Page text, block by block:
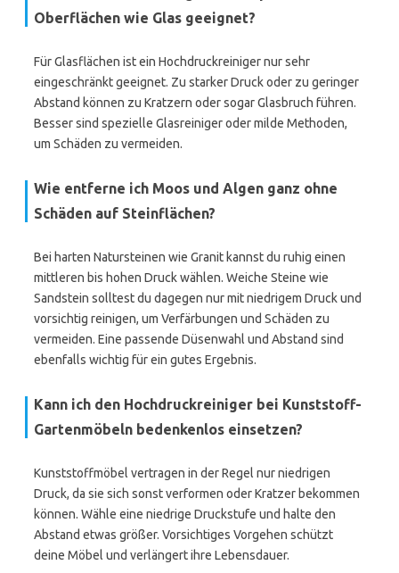
Oberflächen wie Glas geeignet?
Für Glasflächen ist ein Hochdruckreiniger nur sehr
eingeschränkt geeignet. Zu starker Druck oder zu geringer
Abstand können zu Kratzern oder sogar Glasbruch führen.
Besser sind spezielle Glasreiniger oder milde Methoden,
um Schäden zu vermeiden.
Wie entferne ich Moos und Algen ganz ohne
Schäden auf Steinflächen?
Bei harten Natursteinen wie Granit kannst du ruhig einen
mittleren bis hohen Druck wählen. Weiche Steine wie
Sandstein solltest du dagegen nur mit niedrigem Druck und
vorsichtig reinigen, um Verfärbungen und Schäden zu
vermeiden. Eine passende Düsenwahl und Abstand sind
ebenfalls wichtig für ein gutes Ergebnis.
Kann ich den Hochdruckreiniger bei Kunststoff-
Gartenmöbeln bedenkenlos einsetzen?
Kunststoffmöbel vertragen in der Regel nur niedrigen
Druck, da sie sich sonst verformen oder Kratzer bekommen
können. Wähle eine niedrige Druckstufe und halte den
Abstand etwas größer. Vorsichtiges Vorgehen schützt
deine Möbel und verlängert ihre Lebensdauer.